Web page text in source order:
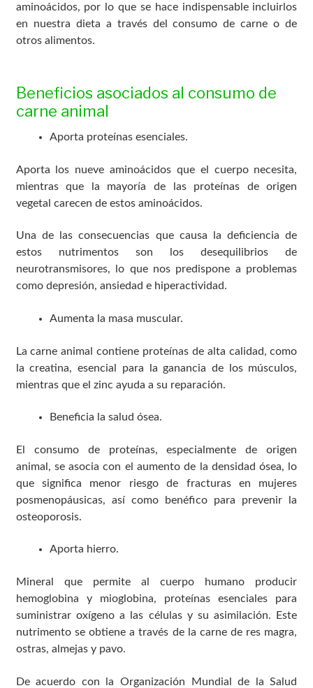
aminoácidos, por lo que se hace indispensable incluirlos
en nuestra dieta a través del consumo de carne o de
otros alimentos.
Beneficios asociados al consumo de
carne animal
Aporta proteínas esenciales.
Aporta los nueve aminoácidos que el cuerpo necesita,
mientras que la mayoría de las proteínas de origen
vegetal carecen de estos aminoácidos.
Una de las consecuencias que causa la deficiencia de
estos nutrimentos son los desequilibrios de
neurotransmisores, lo que nos predispone a problemas
como depresión, ansiedad e hiperactividad.
Aumenta la masa muscular.
La carne animal contiene proteínas de alta calidad, como
la creatina, esencial para la ganancia de los músculos,
mientras que el zinc ayuda a su reparación.
Beneficia la salud ósea.
El consumo de proteínas, especialmente de origen
animal, se asocia con el aumento de la densidad ósea, lo
que significa menor riesgo de fracturas en mujeres
posmenopáusicas, así como benéfico para prevenir la
osteoporosis.
Aporta hierro.
Mineral que permite al cuerpo humano producir
hemoglobina y mioglobina, proteínas esenciales para
suministrar oxígeno a las células y su asimilación. Este
nutrimento se obtiene a través de la carne de res magra,
ostras, almejas y pavo.
De acuerdo con la Organización Mundial de la Salud